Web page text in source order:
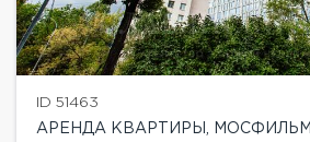
ID 51463
АРЕНДА КВАРТИРЫ,